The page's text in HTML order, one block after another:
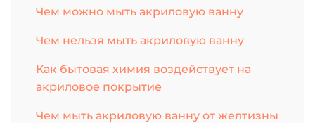
Чем можно мыть акриловую ванну
Чем нельзя мыть акриловую ванну
Как бытовая химия воздействует на
акриловое покрытие
Чем мыть акриловую ванну от желтизны